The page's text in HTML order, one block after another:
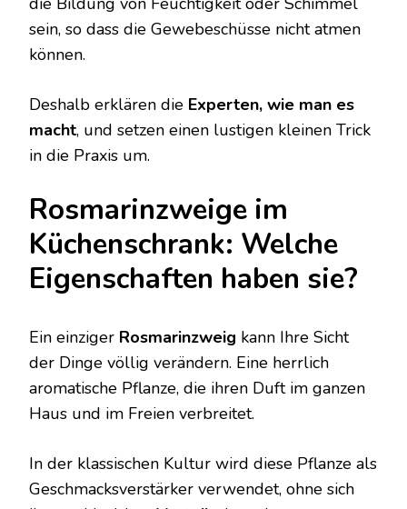
sein, so dass die Gewebeschüsse nicht atmen
können.
Deshalb erklären die Experten, wie man es
macht, und setzen einen lustigen kleinen Trick
in die Praxis um.
Rosmarinzweige im
Küchenschrank: Welche
Eigenschaften haben sie?
Ein einziger Rosmarinzweig kann Ihre Sicht
der Dinge völlig verändern. Eine herrlich
aromatische Pflanze, die ihren Duft im ganzen
Haus und im Freien verbreitet.
In der klassischen Kultur wird diese Pflanze als
Geschmacksverstärker verwendet, ohne sich